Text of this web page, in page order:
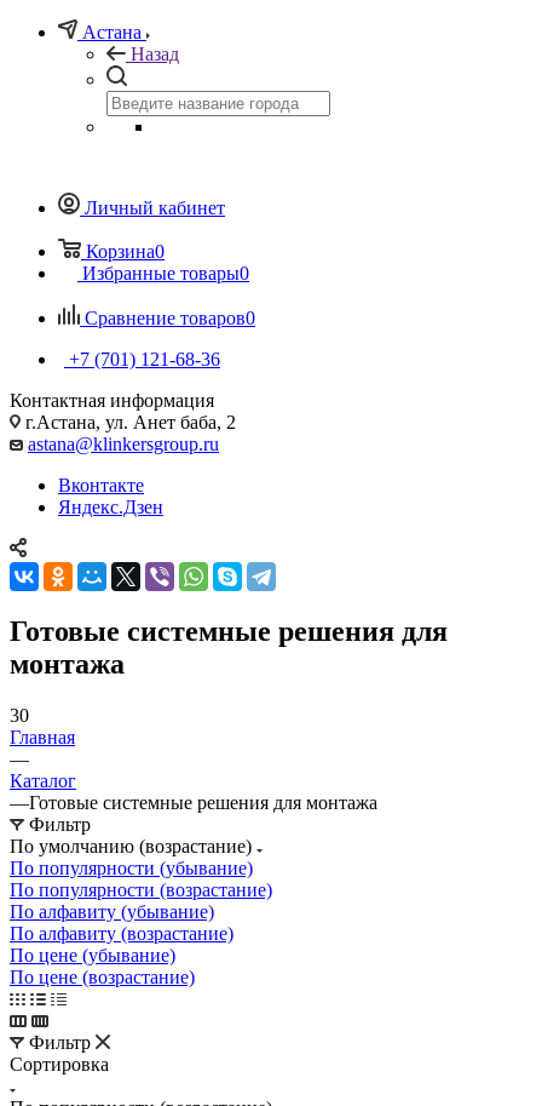
Астана
Назад
Личный кабинет
Корзина0
Избранные товары0
Сравнение товаров0
+7 (701) 121-68-36
Контактная информация
г.Астана, ул. Анет баба, 2
astana@klinkersgroup.ru
Вконтакте
Яндекс.Дзен
Готовые системные решения для
монтажа
30
Главная
—
Каталог
—Готовые системные решения для монтажа
Фильтр
По умолчанию (возрастание)
По популярности (убывание)
По популярности (возрастание)
По алфавиту (убывание)
По алфавиту (возрастание)
По цене (убывание)
По цене (возрастание)
Фильтр
Сортировка